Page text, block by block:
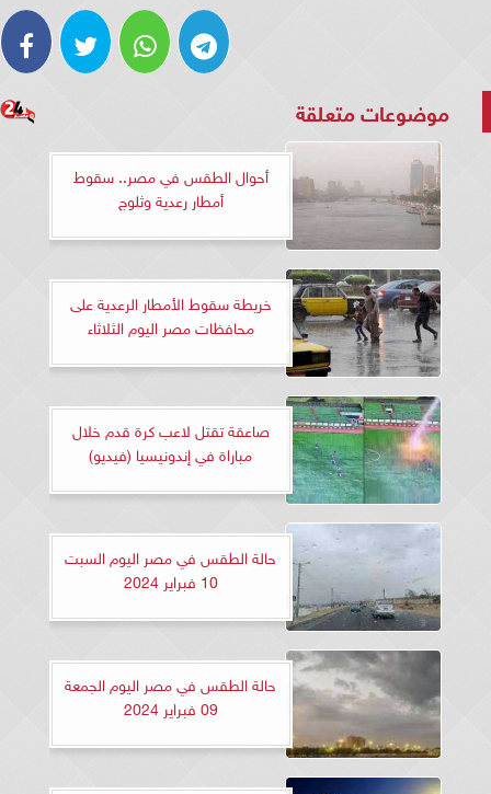
موضوعات متعلقة
أحوال الطقس في مصر.. سقوط
أمطار رعدية وثلوج
خريطة سقوط الأمطار الرعدية على
محافظات مصر اليوم الثلاثاء
صاعقة تقتل لاعب كرة قدم خلال
مباراة في إندونيسيا (فيديو)
حالة الطقس في مصر اليوم السبت
10 فبراير 2024
حالة الطقس في مصر اليوم الجمعة
09 فبراير 2024